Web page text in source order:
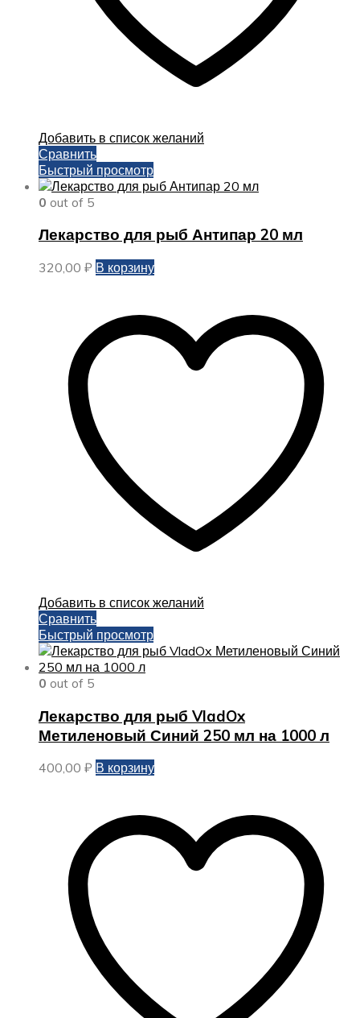
Добавить в список желаний
Сравнить
Быстрый просмотр
0 out of 5
Лекарство для рыб Антипар 20 мл
320,00 ₽ В корзину
Добавить в список желаний
Сравнить
Быстрый просмотр
0 out of 5
Лекарство для рыб VladOx
Метиленовый Синий 250 мл на 1000 л
400,00 ₽ В корзину